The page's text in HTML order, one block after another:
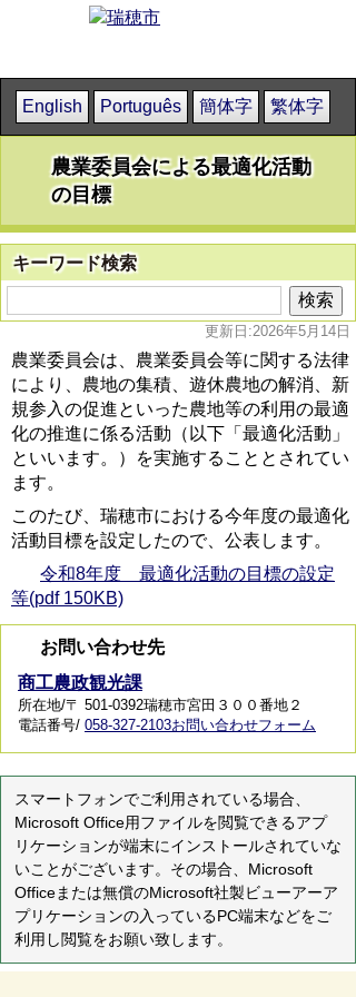
English Português 簡体字 繁体字
農業委員会による最適化活動
の目標
キーワード検索
更新日:2026年5月14日
農業委員会は、農業委員会等に関する法律
により、農地の集積、遊休農地の解消、新
規参入の促進といった農地等の利用の最適
化の推進に係る活動（以下「最適化活動」
といいます。）を実施することとされてい
ます。
このたび、瑞穂市における今年度の最適化
活動目標を設定したので、公表します。
令和8年度 最適化活動の目標の設定
等(pdf 150KB)
お問い合わせ先
商工農政観光課
所在地/〒 501-0392瑞穂市宮田３００番地２
電話番号/ 058-327-2103お問い合わせフォーム
スマートフォンでご利用されている場合、
Microsoft Office用ファイルを閲覧できるアプ
リケーションが端末にインストールされていな
いことがございます。その場合、Microsoft
Officeまたは無償のMicrosoft社製ビューアーア
プリケーションの入っているPC端末などをご
利用し閲覧をお願い致します。